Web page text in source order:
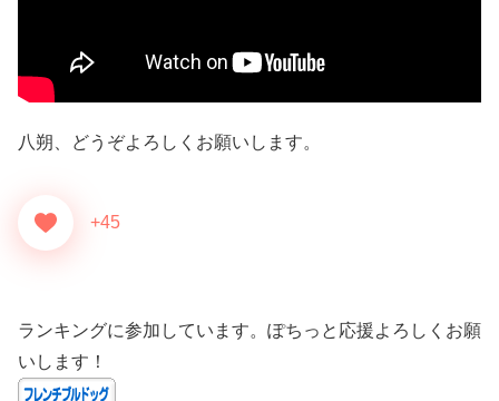
八朔、どうぞよろしくお願いします。
+45
ランキングに参加しています。ぽちっと応援よろしくお願
いします！